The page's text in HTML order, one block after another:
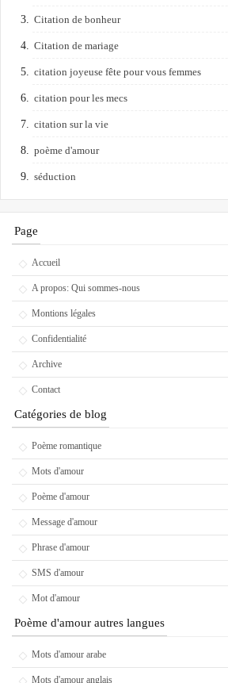
Citation de bonheur
Citation de mariage
citation joyeuse fête pour vous femmes
citation pour les mecs
citation sur la vie
poème d'amour
séduction
Page
Accueil
A propos: Qui sommes-nous
Montions légales
Confidentialité
Archive
Contact
Catégories de blog
Poème romantique
Mots d'amour
Poème d'amour
Message d'amour
Phrase d'amour
SMS d'amour
Mot d'amour
Poème d'amour autres langues
Mots d'amour arabe
Mots d'amour anglais